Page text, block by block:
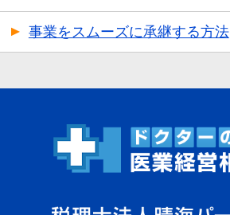
事業をスムーズに承継する方法